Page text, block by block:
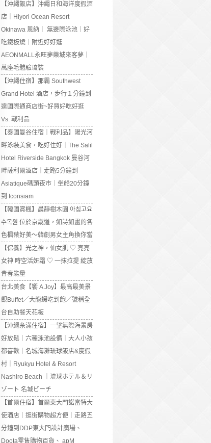
【沖繩飯店】沖繩日和海洋度假酒
店｜Hiyori Ocean Resort
Okinawa 恩納｜ 無邊際泳池｜好
吃鐵板燒｜附近好好逛
AEONMALL永旺夢樂城來客夢｜
萬座毛體驗琉裝
【沖繩住宿】那霸 Southwest
Grand Hotel 酒店，步行１分鐘到
達國際通商店街~好買好吃好逛
Vs. 戰利品
【泰國曼谷住宿｜戰利品】陽光河
畔泳裝美食，吃好住好｜The Salil
Hotel Riverside Bangkok 曼谷河
畔薩利爾酒店｜走路5分鐘到
Asiatique碼頭夜市｜坐船20分鐘
到 Iconsiam
【韓國賞楓】晨靜樹木園 아침고요
수목원 位於京畿道，如詩如畫的各
色楓葉好美～韓劇男女主角換你當
【保養】光之神，仙女肌 ♡ 亮亮
女神 時空活妍霜 ♡ 一抹拉提 綻放
青春能量
台北美食【饗 A Joy】最高最美景
觀Buffet／大龍蝦吃到飽／號稱全
台自助餐天花板
【沖繩糸滿住宿】一望無際海景房
好放鬆｜六種泳池設備｜大人小孩
都喜歡｜名城海灘琉球飯店&度假
村｜Ryukyu Hotel & Resort
Nashiro Beach ｜琉球ホテル＆リ
ゾート 名城ビーチ
【首爾住宿】首爾東大門諾富特大
使酒店｜逛街購物超方便｜走路五
分鐘到DDP東大門設計廣場、
Doota零售購物百貨、 apM